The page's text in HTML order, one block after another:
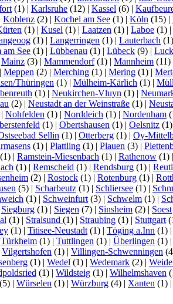
(1) | Karlsruhe (12) | Kassel (6) |
Koblenz (2) | Kochel am See (1) | Köln (15) |
(1) | Kusel (1) | Laatzen (1) | Laboe (1) |
(1) | Langerringen (1) | Lauterbach (1)
am See (1) | Lübbenau (1) | Lübeck (9) |
Mainz (3) | Mammendorf(1) | Mannheim (11)
| Meppen (2) | Merching (1) | Mering (1) |
Thüringen (1) | Mülheim-Kärlich (1) |
(1) | Neukirchen-Vluyn (1) |
(2) | Neustadt an der Weinstraße (1) |
| Nohfelden (1) | Norddeich (1) | Nordenham
(1) | Obertshausen (1) | Oelsnitz (1)
Sellin (1) | Otterberg (1) | Oy-
(1) | Plattling (1) | Plauen (3) |
(1) | Ramstein-Miesenbach (1) | Rathenow (1) |
(1) | Remscheid (1) | Rendsburg (1) |
(2) | Rostock (1) | Rotenburg (1) |
(5) | Scharbeutz (1) | Schliersee (1) |
(1) | Schweinfurt (3) | Schwelm (1) |
Siegburg (1) | Siegen (7) | Sinsheim (2) | Soest
(1) | Stralsund (1) | Straubing (1) | Stuttgart
(1) | Titisee-Neustadt (1) | Töging a.Inn (1) |
Türkheim (1) | Tuttlingen (1) | Überlingen (1) |
Vilgertshofen (1) | Villingen-Schwenningen
(1) | Wedel (1) | Wedemark (2) |
(1) | Wildsteig (1) | Wilhelmshaven
(5) | Würselen (1) | Würzburg (4) | Xanten (1) |